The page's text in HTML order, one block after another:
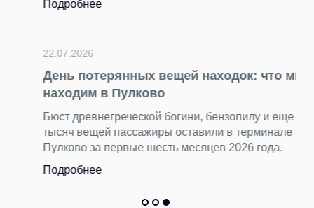
Подробнее
22.07.2026
День потерянных вещей находок: что мы
находим в Пулково
Бюст древнегреческой богини, бензопилу и еще 15
тысяч вещей пассажиры оставили в терминале
Пулково за первые шесть месяцев 2026 года.
Подробнее